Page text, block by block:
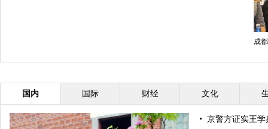
成
国内 国际 财经 文化
京警方证实王